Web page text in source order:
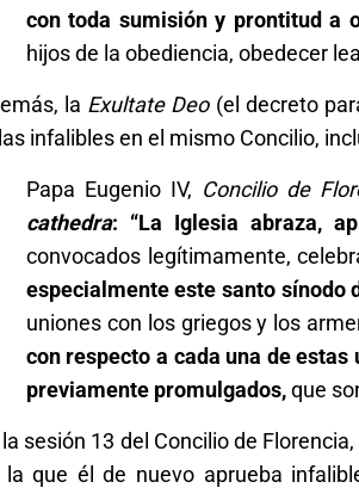
con toda sumisión y prontitud a
hijos de la obediencia, obedecer
la Exultate Deo(el decreto
infalibles en el mismo Concilio,
Papa Eugenio IV, Concilio de
cathedra: “La Iglesia abraza,
convocados legítimamente,
especialmente este santo sínodo
uniones con los griegos y los
con respecto a cada una de
previamente promulgados,que
la sesión 13 del Concilio de
la que él de nuevo aprueba